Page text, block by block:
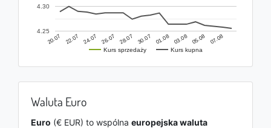
Kurs sprzedaży Kurs kupna
20.07 22.07 24.07 26.07 28.07 30.07 01.08 03.08 05.08 07.08
4.25
4.30
Waluta Euro
Euro (€ EUR) to wspólna europejska waluta